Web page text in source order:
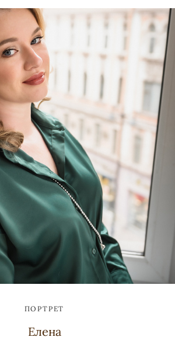
ПОРТРЕТ
Елена